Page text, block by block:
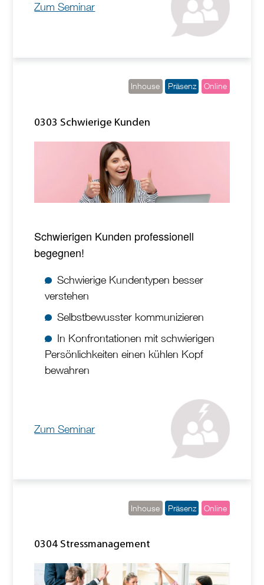
Zum Seminar
Inhouse Präsenz Online
0303 Schwierige Kunden
Schwierigen Kunden professionell
begegnen!
Schwierige Kundentypen besser
verstehen
Selbstbewusster kommunizieren
In Konfrontationen mit schwierigen
Persönlichkeiten einen kühlen Kopf
bewahren
Zum Seminar
Inhouse Präsenz Online
0304 Stressmanagement